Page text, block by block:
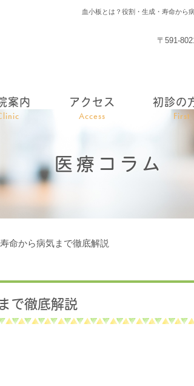
血小板とは？役割・生成・寿命から
〒591-
案内 アクセス
Access
初診の
First
医療コラム
命から病気まで徹底解説
で徹底解説